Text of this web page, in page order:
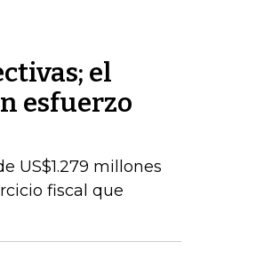
el
esfuerzo
US$1.279 millones
fiscal que